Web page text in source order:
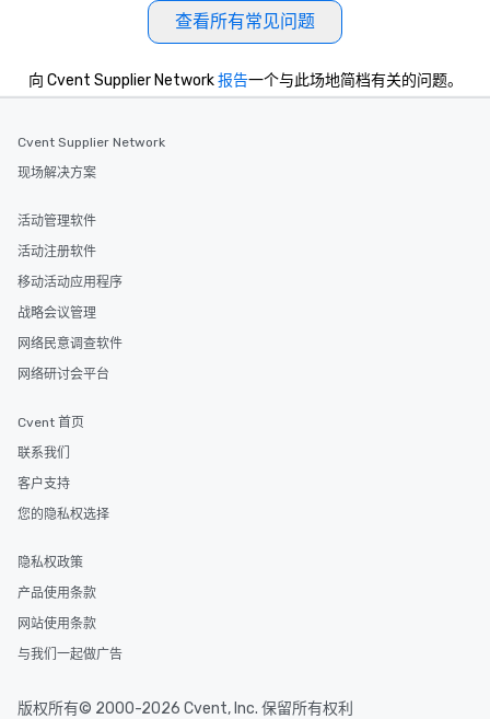
查看所有常见问题
向 Cvent Supplier Network报告一个与此场地简档有关的问题。
Cvent Supplier Network
现场解决方案
活动管理软件
活动注册软件
移动活动应用程序
战略会议管理
网络民意调查软件
网络研讨会平台
Cvent 首页
联系我们
客户支持
您的隐私权选择
隐私权政策
产品使用条款
网站使用条款
与我们一起做广告
版权所有© 2000-2026 Cvent, Inc. 保留所有权利